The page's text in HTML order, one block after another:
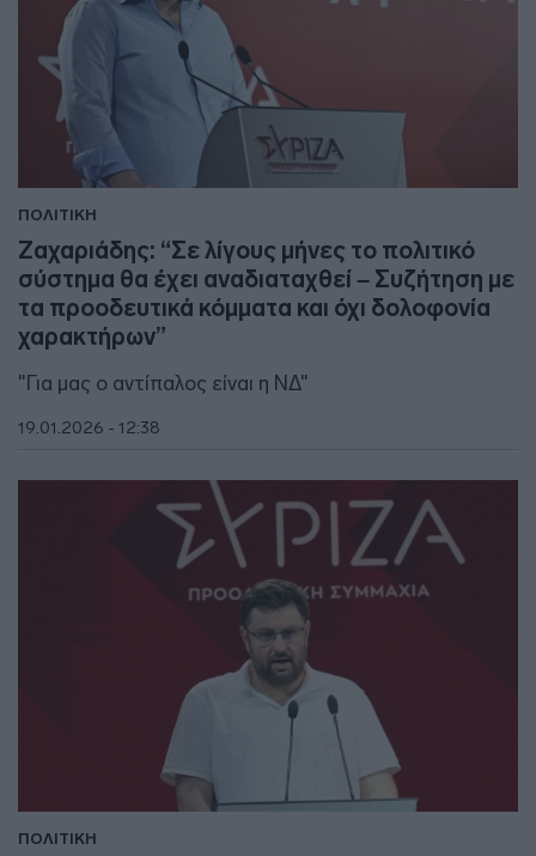
ΠΟΛΙΤΙΚΗ
Ζαχαριάδης: “Σε λίγους μήνες το πολιτικό
σύστημα θα έχει αναδιαταχθεί – Συζήτηση με
τα προοδευτικά κόμματα και όχι δολοφονία
χαρακτήρων”
"Για μας ο αντίπαλος είναι η ΝΔ"
19.01.2026 - 12:38
ΠΟΛΙΤΙΚΗ